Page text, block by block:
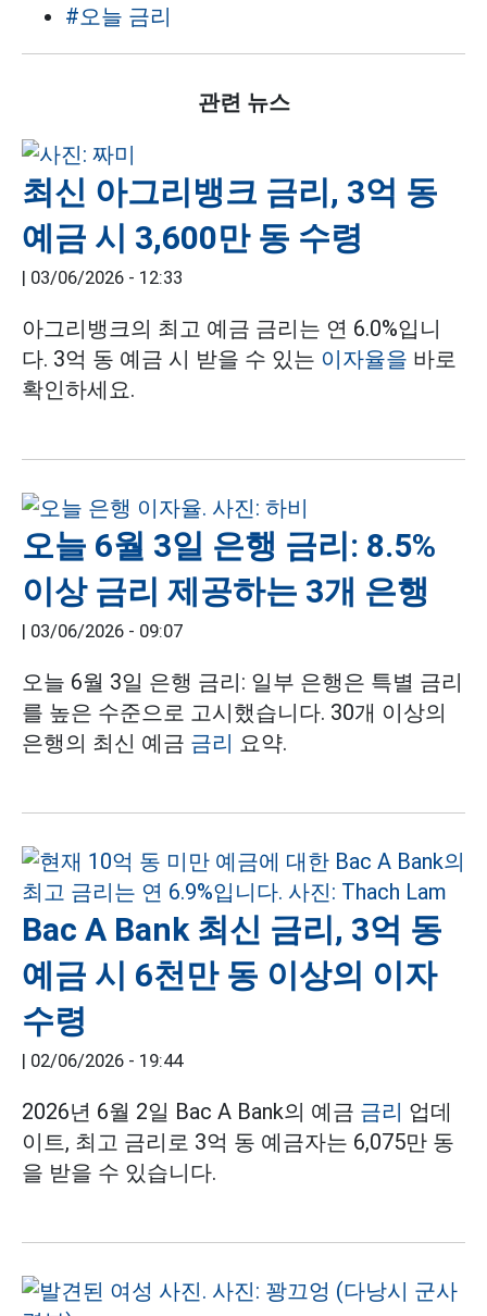
#오늘 금리
관련 뉴스
최신 아그리뱅크 금리, 3억 동
예금 시 3,600만 동 수령
03/06/2026 - 12:33
아그리뱅크의 최고 예금 금리는 연 6.0%입니
다. 3억 동 예금 시 받을 수 있는 이자율을 바로
확인하세요.
오늘 6월 3일 은행 금리: 8.5%
이상 금리 제공하는 3개 은행
03/06/2026 - 09:07
오늘 6월 3일 은행 금리: 일부 은행은 특별 금리
를 높은 수준으로 고시했습니다. 30개 이상의
은행의 최신 예금 금리 요약.
Bac A Bank 최신 금리, 3억 동
예금 시 6천만 동 이상의 이자
수령
02/06/2026 - 19:44
2026년 6월 2일 Bac A Bank의 예금 금리 업데
이트, 최고 금리로 3억 동 예금자는 6,075만 동
을 받을 수 있습니다.